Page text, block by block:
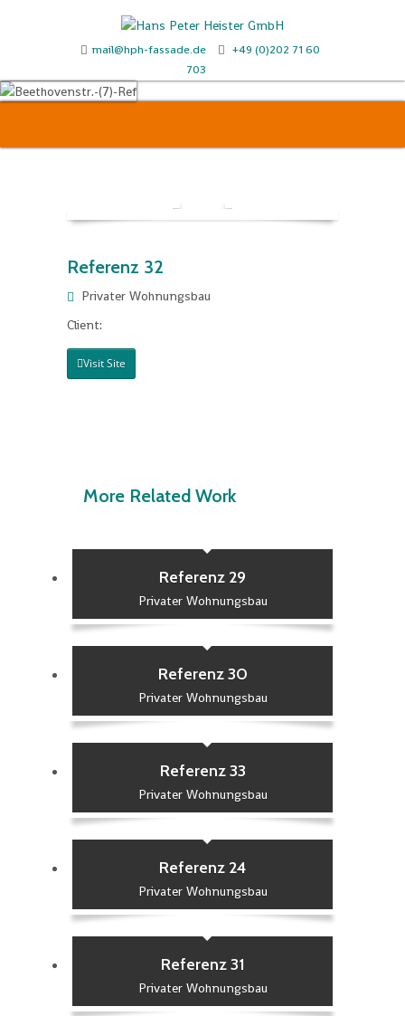
mail@hph-fassade.de
+49 (0)202 71 60
703
Referenz 32
Privater Wohnungsbau
Client:
Visit Site
More Related Work
Referenz 29
Privater Wohnungsbau
Referenz 30
Privater Wohnungsbau
Referenz 33
Privater Wohnungsbau
Referenz 24
Privater Wohnungsbau
Referenz 31
Privater Wohnungsbau